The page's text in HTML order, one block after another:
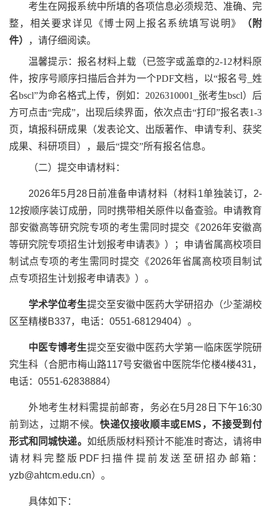
考生在网报系统中所填的各项信息必须规范、准确、完
整，相关要求详见《博士网上报名系统填写说明》
（附
件）
，请仔细阅读。
温馨提示：报名材料上载 （已签字或盖章的2-12材料原
件，按序号顺序扫描后合并为一个PDF文档，以“报名号_姓
名bscl”为命名格式上传，例如：2026310001
张考生bscl） 后
方可点击“完成”，出现后续界面，依次点击“打印”报名表1-3
页，填报科研成果（发表论文、出版著作、申请专利、获奖
成果、科研项目），最后“提交”所有报名信息。
（二）提交申请材料：
2026年5月 28 日前准备申请材料（材料1单独装订， 2-
12按顺序装订成册，同时携带相关原件以备查验。申请教育
部安徽高等研究院专项的考生需同时提交《2026年安徽高
等研究院专项招生计划报考申请表》）；申请省属高校项目
制试点专项的考生需同时提交《2026年省属高校项目制试
点专项招生计划报考申请表》）。
学术学位考生提交至安徽中医药大学研招办（少荃湖校
区至精楼B337，电话： 0551-68129404）。
中医专博考生提交至安徽中医药大学第一临床医学院研
究生科（合肥市梅山路117号安徽省中医院华佗楼4楼431，
电话： 0551-62838884）
外地考生材料需提前邮寄，务必在5月 28 日下午16:30
前到达，过期不候。 快递仅接收顺丰或 EMS ，不接受到付
形式和同城快递。 如纸质版材料预计不能准时寄达，请将申
请材料完整版 PDF扫描件提前发送至研招办邮箱：
yzb@ahtcm.edu.cn）。
具体如下：